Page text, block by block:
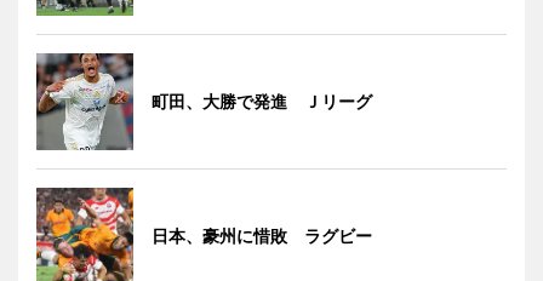
町田、大勝で発進 Ｊリーグ
日本、豪州に惜敗 ラグビー